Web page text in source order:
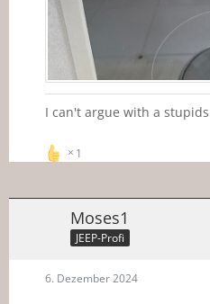
I can't argue with a
1
Moses1
JEEP-Profi
6. Dezember 2024